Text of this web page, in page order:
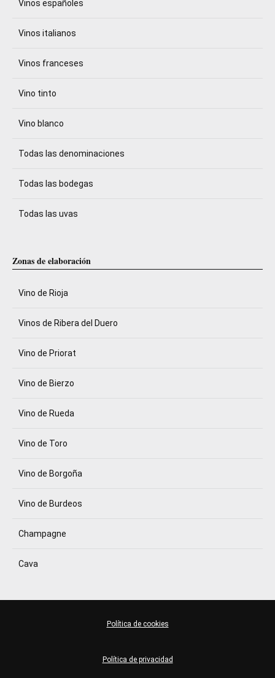
Vinos españoles
Vinos italianos
Vinos franceses
Vino tinto
Vino blanco
Todas las denominaciones
Todas las bodegas
Todas las uvas
Zonas de elaboración
Vino de Rioja
Vinos de Ribera del Duero
Vino de Priorat
Vino de Bierzo
Vino de Rueda
Vino de Toro
Vino de Borgoña
Vino de Burdeos
Champagne
Cava
Política de privacidad
Política de cookies